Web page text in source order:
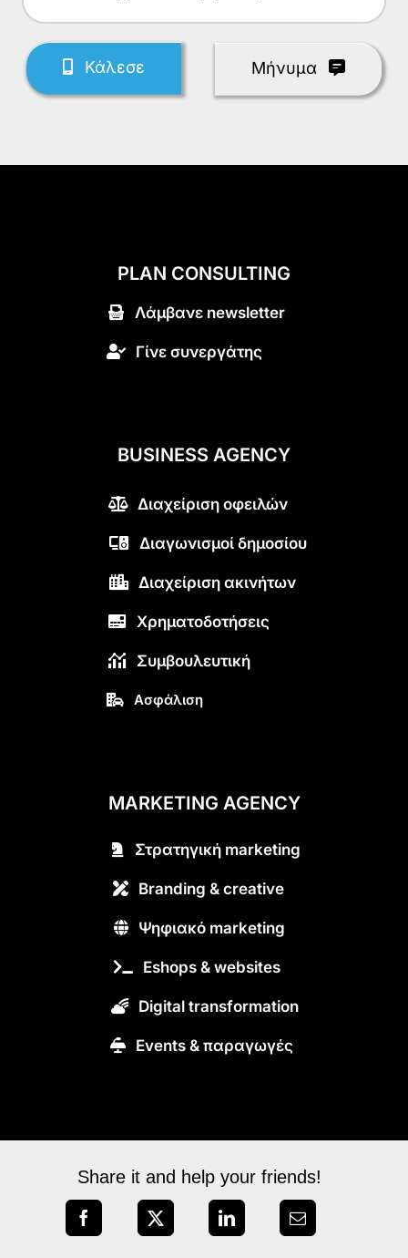
Κάλεσε Mήνυμα
PLAN CONSULTING
Λάμβανε newsletter
Γίνε συνεργάτης
BUSINESS AGENCY
Διαχείριση οφειλών
Διαγωνισμοί δημοσίου
Διαχείριση ακινήτων
Χρηματοδοτήσεις
Συμβουλευτική
Ασφάλιση
MARKETING AGENCY
Στρατηγική marketing
Branding & creative
Ψηφιακό marketing
Eshops & websites
Digital transformation
Εvents & παραγωγές
Share it and help your friends!